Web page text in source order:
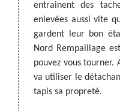
le
avec
de
un
entrainent des
enlevées aussi vite
gardent leur bon
Nord Rempaillage
pouvez vous tourner.
va utiliser le
tapis sa propreté.